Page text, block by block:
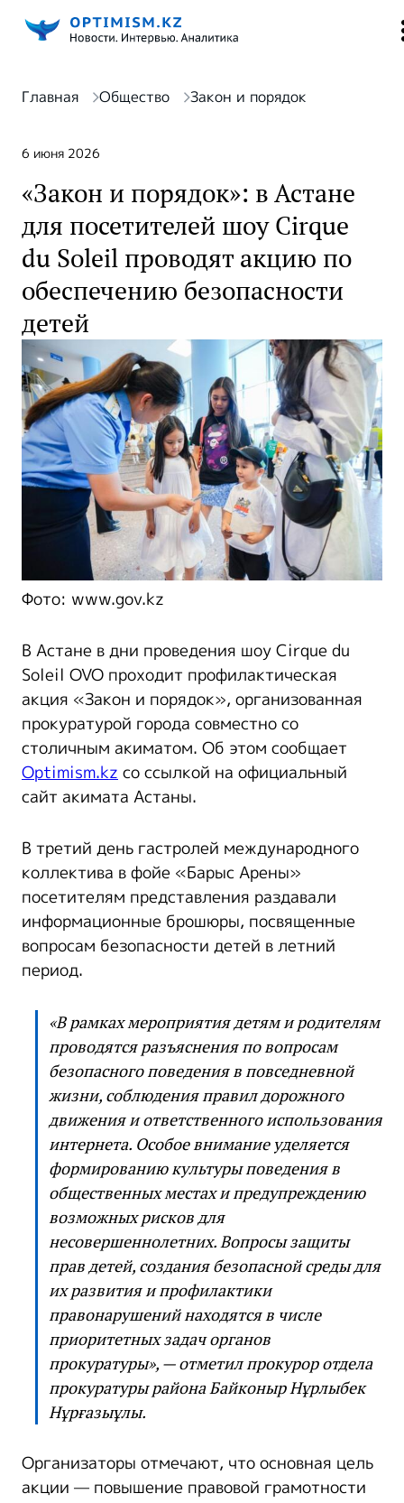
Главная Общество Закон и порядок
6 июня 2026
«Закон и порядок»: в Астане
для посетителей шоу Cirque
du Soleil проводят акцию по
обеспечению безопасности
детей
Фото: www.gov.kz
В Астане в дни проведения шоу Cirque du
Soleil OVO проходит профилактическая
акция «Закон и порядок», организованная
прокуратурой города совместно со
столичным акиматом. Об этом сообщает
Optimism.kz со ссылкой на официальный
сайт акимата Астаны.
В третий день гастролей международного
коллектива в фойе «Барыс Арены»
посетителям представления раздавали
информационные брошюры, посвященные
вопросам безопасности детей в летний
период.
«В рамках мероприятия детям и родителям
проводятся разъяснения по вопросам
безопасного поведения в повседневной
жизни, соблюдения правил дорожного
движения и ответственного использования
интернета. Особое внимание уделяется
формированию культуры поведения в
общественных местах и предупреждению
возможных рисков для
несовершеннолетних. Вопросы защиты
прав детей, создания безопасной среды для
их развития и профилактики
правонарушений находятся в числе
приоритетных задач органов
прокуратуры», — отметил прокурор отдела
прокуратуры района Байконыр Нұрлыбек
Нұрғазыұлы.
Организаторы отмечают, что основная цель
акции — повышение правовой грамотности